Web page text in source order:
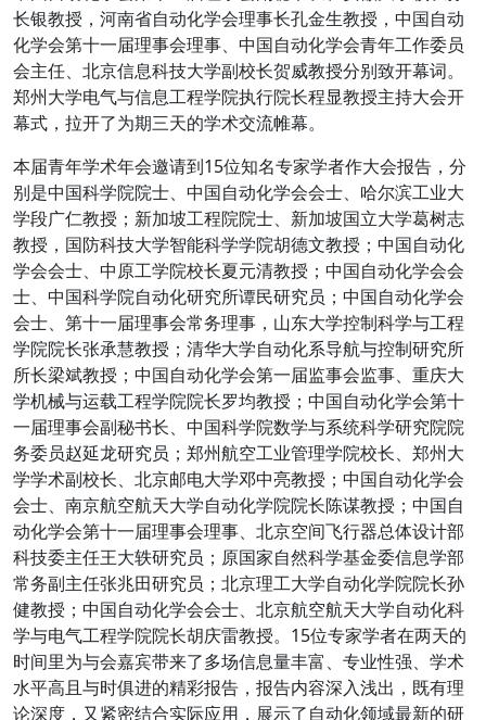
长银教授，河南省自动化学会理事长孔金生教授，中国自动
化学会第十一届理事会理事、中国自动化学会青年工作委员
会主任、北京信息科技大学副校长贺威教授分别致开幕词。
郑州大学电气与信息工程学院执行院长程显教授主持大会开
幕式，拉开了为期三天的学术交流帷幕。
本届青年学术年会邀请到15位知名专家学者作大会报告，分
别是中国科学院院士、中国自动化学会会士、哈尔滨工业大
学段广仁教授；新加坡工程院院士、新加坡国立大学葛树志
教授，国防科技大学智能科学学院胡德文教授；中国自动化
学会会士、中原工学院校长夏元清教授；中国自动化学会会
士、中国科学院自动化研究所谭民研究员；中国自动化学会
会士、第十一届理事会常务理事，山东大学控制科学与工程
学院院长张承慧教授；清华大学自动化系导航与控制研究所
所长梁斌教授；中国自动化学会第一届监事会监事、重庆大
学机械与运载工程学院院长罗均教授；中国自动化学会第十
一届理事会副秘书长、中国科学院数学与系统科学研究院院
务委员赵延龙研究员；郑州航空工业管理学院校长、郑州大
学学术副校长、北京邮电大学邓中亮教授；中国自动化学会
会士、南京航空航天大学自动化学院院长陈谋教授；中国自
动化学会第十一届理事会理事、北京空间飞行器总体设计部
科技委主任王大轶研究员；原国家自然科学基金委信息学部
常务副主任张兆田研究员；北京理工大学自动化学院院长孙
健教授；中国自动化学会会士、北京航空航天大学自动化科
学与电气工程学院院长胡庆雷教授。15位专家学者在两天的
时间里为与会嘉宾带来了多场信息量丰富、专业性强、学术
水平高且与时俱进的精彩报告，报告内容深入浅出，既有理
论深度，又紧密结合实际应用，展示了自动化领域最新的研